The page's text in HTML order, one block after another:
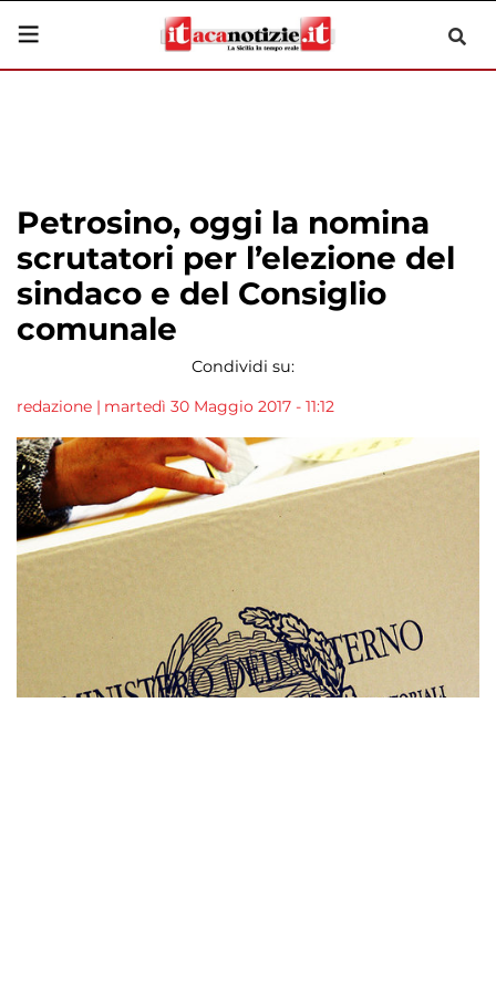
Petrosino, oggi la nomina
scrutatori per l’elezione del
sindaco e del Consiglio
comunale
Condividi su:
redazione | martedì 30 Maggio 2017 - 11:12